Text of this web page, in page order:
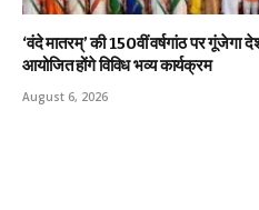
‘वंदे मातरम्’ की 150वीं वर्षगांठ पर
आयोजित होंगे विविध भव्य कार्यक्रम
August 6, 2026